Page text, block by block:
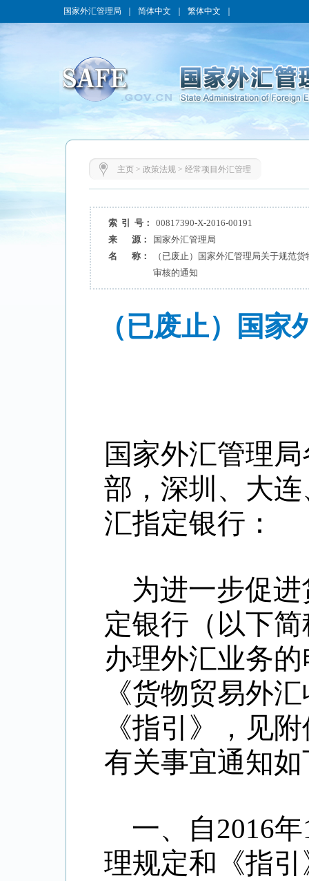
国家外汇管理局 简体中文 繁体中文
主页> 政策法规> 经常项目外汇管理
索 引 号：
00817390-X-2016-00191
来 源：
国家外汇管理局
名 称：
（已废止）国家外汇管理局关于规范
审核的通知
（已废止）国
国家外汇管理
部，深圳、大
汇指定银行：
为进一步促
定银行（以下
办理外汇业务
《货物贸易外
《指引》，见
有关事宜通知
一、自2016年
理规定和《指